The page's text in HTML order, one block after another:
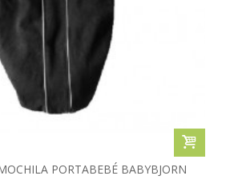
PORTABEBÉ BABYBJORN